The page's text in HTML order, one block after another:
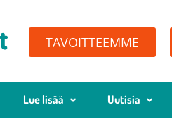
TAVOITTEEMME
Lue lisää Uutisia